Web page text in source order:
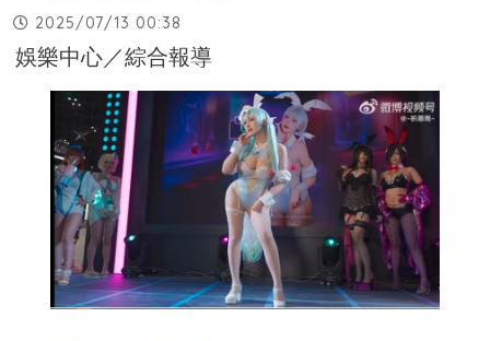
2025/07/13 00:38
娛樂中心／綜合報導